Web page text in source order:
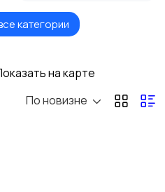
Стационарные
категории
на карте
По новизне